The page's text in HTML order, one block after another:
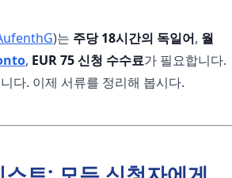
)는 주당 18시간의 독일어, 월
, EUR 75 신청 수수료가 필요합니다.
다. 이제 서류를 정리해 봅시다.